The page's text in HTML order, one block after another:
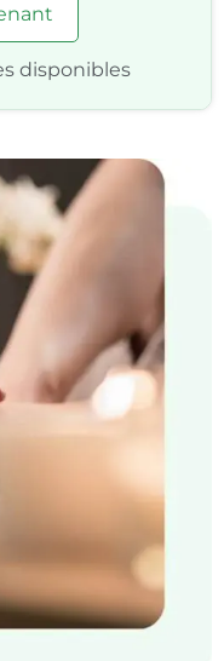
disponibles